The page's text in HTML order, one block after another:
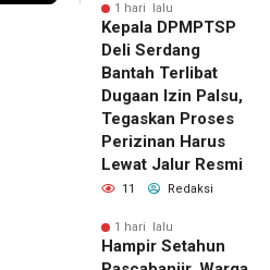
1 hari lalu
Kepala DPMPTSP
Deli Serdang
Bantah Terlibat
Dugaan Izin Palsu,
Tegaskan Proses
Perizinan Harus
Lewat Jalur Resmi
11 Redaksi
1 hari lalu
Hampir Setahun